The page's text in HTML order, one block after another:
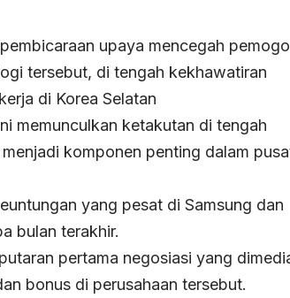
upaya mencegah
tersebut, di tengah kekhawatiran
di Korea Selatan
memunculkan ketakutan di tengah
komponen penting dalam
yang pesat di Samsung dan
bulan terakhir.
pertama negosiasi yang
bonus di perusahaan tersebut.